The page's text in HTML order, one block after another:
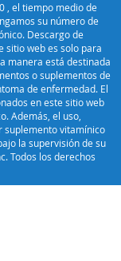
, el tiempo medio de
su número de
Descargo de
sitio web es solo para
manera está destinada
o suplementos de
de enfermedad. El
en este sitio web
Además, el uso,
suplemento vitamínico
la supervisión de su
Todos los derechos